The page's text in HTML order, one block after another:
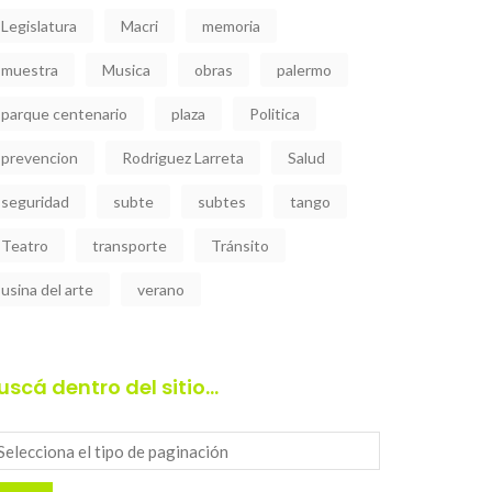
Legislatura Macri memoria
muestra Musica obras palermo
parque centenario plaza Politica
prevencion Rodriguez Larreta Salud
seguridad subte subtes tango
Teatro transporte Tránsito
usina del arte verano
dentro del sitio…